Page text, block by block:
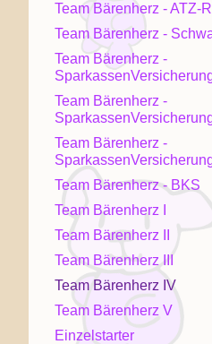
Team Bärenherz - ATZ-
Team Bärenherz -
Team Bärenherz -
Team Bärenherz -
Team Bärenherz -
Team Bärenherz - BKS
Team Bärenherz I
Team Bärenherz II
Team Bärenherz III
Team Bärenherz IV
Team Bärenherz V
Einzelstarter